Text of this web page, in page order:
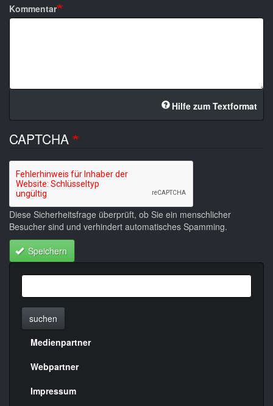
Kommentar
Hilfe zum Textformat
CAPTCHA
Diese Sicherheitsfrage überprüft, ob Sie ein menschlicher
Besucher sind und verhindert automatisches Spamming.
Speichern
suchen
Menülinks
rechte
Seite
Medienpartner
Webpartner
Impressum